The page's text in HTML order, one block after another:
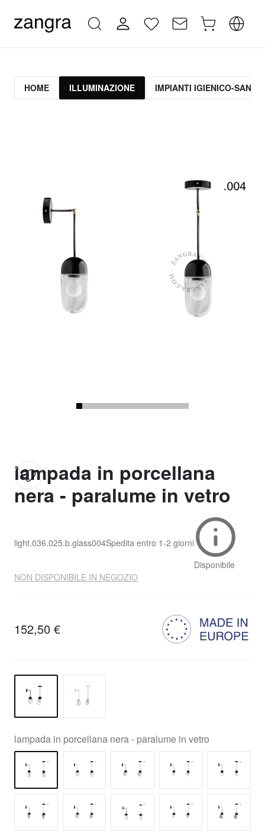
HOME ILLUMINAZIONE IMPIANTI IGIENICO-
lampada in porcellana
nera - paralume in vetro
light.036.025.b.glass004Spedita entro 1-2 giorni
Disponibile
NON DISPONIBILE IN NEGOZIO
152,50 €
lampada in porcellana nera - paralume in vetro